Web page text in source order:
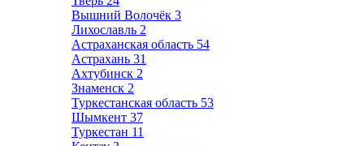
Вышний Волочёк 3
Лихославль 2
Астраханская область 54
Астрахань 31
Ахтубинск 2
Знаменск 2
Туркестанская область 53
Шымкент 37
Туркестан 11